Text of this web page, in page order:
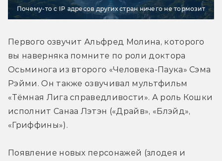
Почему-то с IP адресов других стран ничего не тормозит
Первого озвучит Альфред Молина, которого
вы наверняка помните по роли доктора
Осьминога из второго «Человека-Паука» Сэма
Рэйми. Он также озвучивал мультфильм
«Тёмная Лига справедливости». А роль Кошки
исполнит Санаа Лэтэн («Драйв», «Блэйд»,
«Гриффины»).
Появление новых персонажей (злодея и